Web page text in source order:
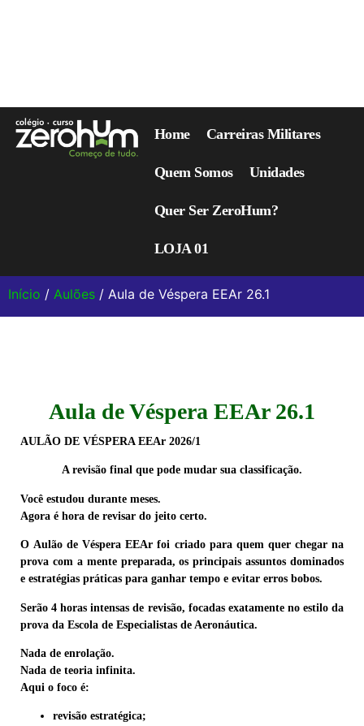
Home Carreiras Militares
Quem Somos Unidades
Quer Ser ZeroHum?
LOJA 01
Início / Aulões / Aula de Véspera EEAr 26.1
Aula de Véspera EEAr 26.1
AULÃO DE VÉSPERA EEAr 2026/1
A revisão final que pode mudar sua classificação.
Você estudou durante meses.
Agora é hora de revisar do jeito certo.
OAulão de Véspera EEAr foi criado para quem quer chegar na
prova com a mente preparada, os principais assuntos dominados
e estratégias práticas para ganhar tempo e evitar erros bobos.
Serão4 horas intensas de revisão, focadas exatamente no estilo da
prova da Escola de Especialistas de Aeronáutica.
Nada de enrolação.
Nada de teoria infinita.
Aqui o foco é:
revisão estratégica;